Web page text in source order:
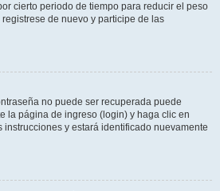
cierto periodo de tiempo para reducir el peso
de nuevo y participe de las
no puede ser recuperada puede
la página de ingreso (login) y haga clic en
instrucciones y estará identificado nuevamente